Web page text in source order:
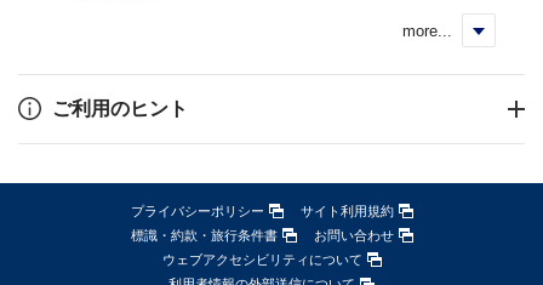
more...
ご利用のヒント
プライバシーポリシー
サイト利用規約
標識・約款・旅行条件書
お問い合わせ
ウェブアクセシビリティについて